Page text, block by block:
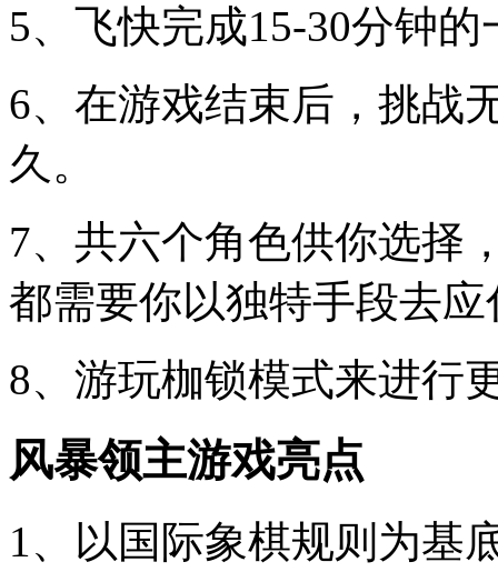
5、飞快完成15-30分钟
6、在游戏结束后，挑战
久。
7、共六个角色供你选择
都需要你以独特手段去应
8、游玩枷锁模式来进行
风暴领主游戏亮点
1、以国际象棋规则为基